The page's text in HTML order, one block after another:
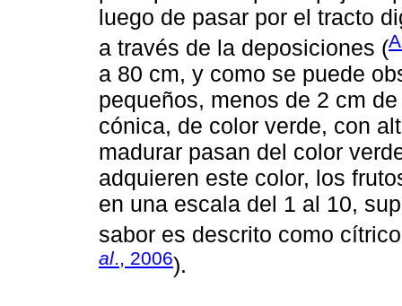
luego de pasar por el tracto
a través de la deposiciones (
a 80 cm, y como se puede
pequeños, menos de 2 cm
cónica, de color verde, con
madurar pasan del color
adquieren este color, los
en una escala del 1 al 10,
sabor es descrito como
al., 2006).